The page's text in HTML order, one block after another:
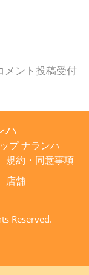
メント投稿受付
ハ
プ ナランハ
規約・同意事項
店舗
Reserved.